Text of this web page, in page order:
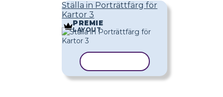
Ställa in Porträttfärg för
Kartor 3
PREMIE
LAYOUT